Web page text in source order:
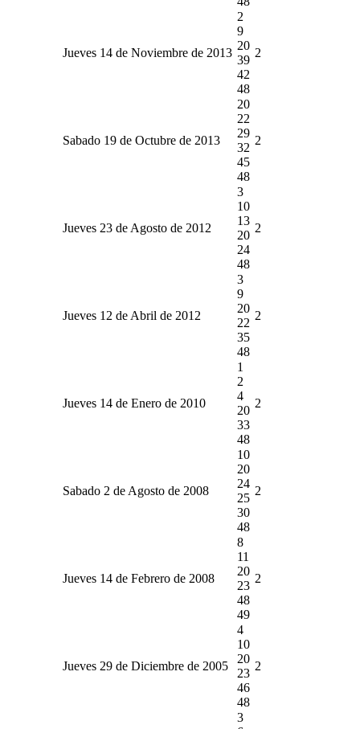
Jueves 14 de Noviembre de 2013
2
9
20
39
42
48
2
Sabado 19 de Octubre de 2013
20
22
29
32
45
48
2
Jueves 23 de Agosto de 2012
3
10
13
20
24
48
2
Jueves 12 de Abril de 2012
3
9
20
22
35
48
2
Jueves 14 de Enero de 2010
1
2
4
20
33
48
2
Sabado 2 de Agosto de 2008
10
20
24
25
30
48
2
Jueves 14 de Febrero de 2008
8
11
20
23
48
49
2
Jueves 29 de Diciembre de 2005
4
10
20
23
46
48
2
3